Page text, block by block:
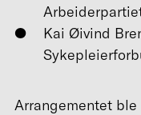
Kai Øivind
Arrangementet